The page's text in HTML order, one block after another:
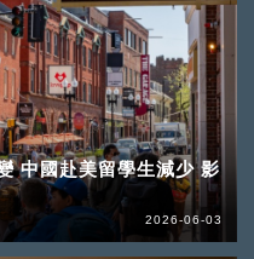
中國赴美留學生減少 影
2026-06-03